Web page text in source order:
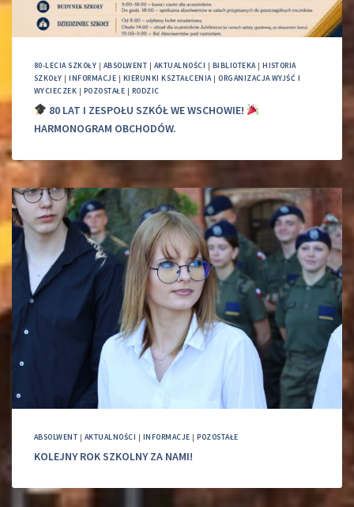
80-LECIA SZKOŁY | ABSOLWENT | AKTUALNOŚCI | BIBLIOTEKA|HISTORIA
SZKOŁY |INFORMACJE | KIERUNKI KSZTAŁCENIA|ORGANIZACJA WYJŚĆ I
WYCIECZEK | POZOSTAŁE | RODZIC
80 LAT I ZESPOŁU SZKÓŁ WE WSCHOWIE!
HARMONOGRAM OBCHODÓW.
ABSOLWENT | AKTUALNOŚCI | INFORMACJE |POZOSTAŁE
KOLEJNY ROK SZKOLNY ZA NAMI!